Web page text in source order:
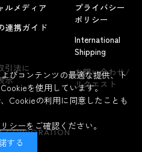
ルメディア
連携ガイド
引法に
示
プライバシー
ポリシー
International
Shipping
お問い合わせ/
リクエスト
CORPORATION
びコンテンツの最適な提供、ト
を使用しています。
Cookieの利用に同意したことも
シーをご確認ください。
する